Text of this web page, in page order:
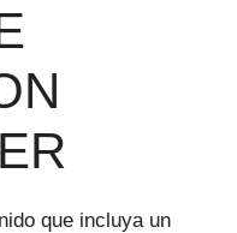
que incluya un